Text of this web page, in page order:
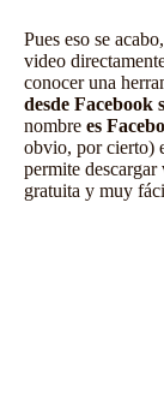
Pues eso se
video
conocer una
desde Facebook
nombre es
obvio, por cierto)
permite descargar
gratuita y muy